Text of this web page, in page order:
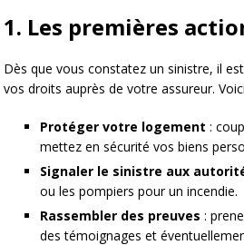
1. Les premières
Dès que vous constatez un sinistre, il
vos droits auprès de votre assureur.
Protéger votre logement :
mettez en sécurité vos biens
Signaler le sinistre aux
ou les pompiers pour un incendie.
Rassembler des preuves :
des témoignages et